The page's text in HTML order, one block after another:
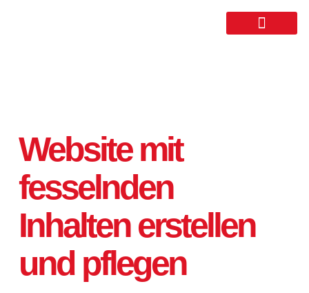
Website mit
fesselnden
Inhalten erstellen
und pflegen